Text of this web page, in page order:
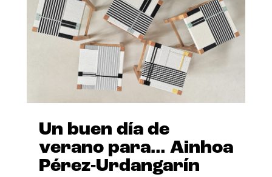
Un buen día de
verano para… Ainhoa
Pérez-Urdangarín